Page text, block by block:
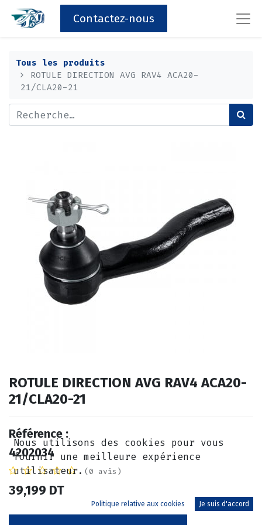
Contactez-nous
Tous les produits
ROTULE DIRECTION AVG RAV4 ACA20-
21/CLA20-21
ROTULE DIRECTION AVG RAV4 ACA20-
21/CLA20-21
Référence :
4202034
(0 avis)
39,199 DT
Nous utilisons des cookies pour vous
fournir une meilleure expérience
utilisateur.
Politique relative aux cookies Je suis d'accord